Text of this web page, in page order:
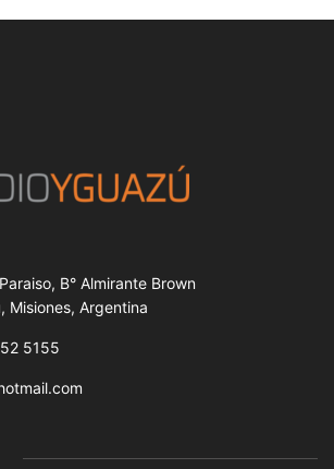
B° Almirante Brown
Misiones, Argentina
5155